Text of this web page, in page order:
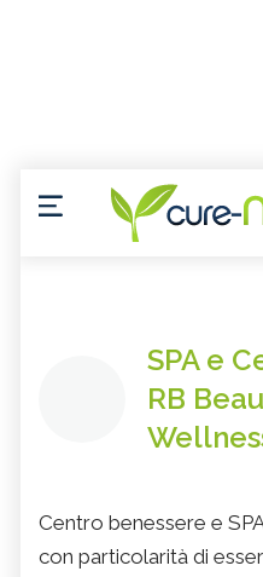
SPA e
RB
Centro benessere e
con particolarità di